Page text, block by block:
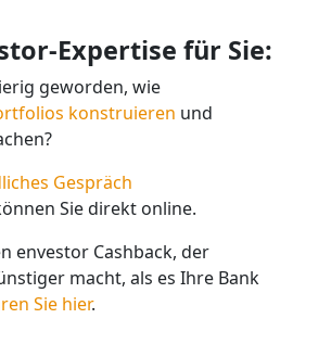
Expertise für Sie:
geworden, wie
konstruieren und
Gespräch
Sie direkt online.
envestor Cashback, der
macht, als es Ihre Bank
Sie hier.